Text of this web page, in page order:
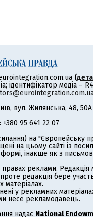
(
ідентифікатор медіа –
вул. Жилянська, 48, 50А
95 641 22 07
на "Європейську
на цьому сайті із
інакше як з
реклами.
редакція бере участь
матеріалах.
у рекламних
несе рекламодавець.
надає National